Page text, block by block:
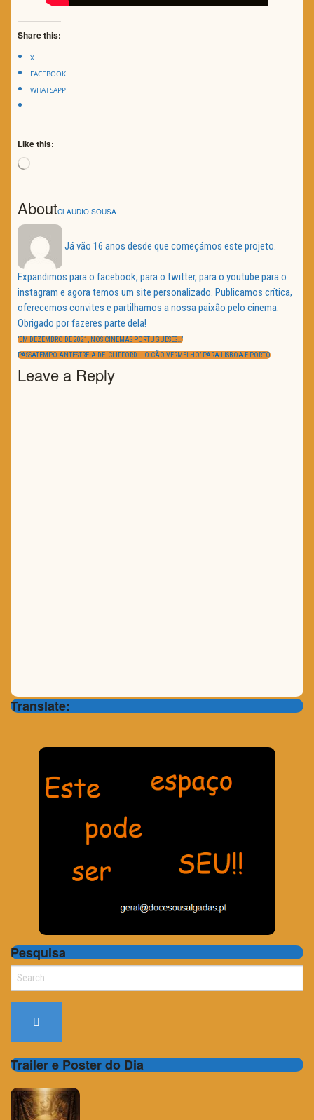
Share this:
X
FACEBOOK
WHATSAPP
Like this:
Loading…
AboutCLAUDIO SOUSA
Já vão 16 anos desde que começámos este projeto.
Expandimos para o facebook, para o twitter, para o youtube para o
instagram e agora temos um site personalizado. Publicamos crítica,
oferecemos convites e partilhamos a nossa paixão pelo cinema.
Obrigado por fazeres parte dela!
Navegação
de
artigos
PREVIOUS
“EM DEZEMBRO DE 2021, NOS CINEMAS PORTUGUESES…”
NEXT
PASSATEMPO ANTESTREIA DE ‘CLIFFORD – O CÃO VERMELHO’ PARA LISBOA E PORTO
Leave a Reply
Translate:
Pesquisa
Search
Trailer e Poster do Dia